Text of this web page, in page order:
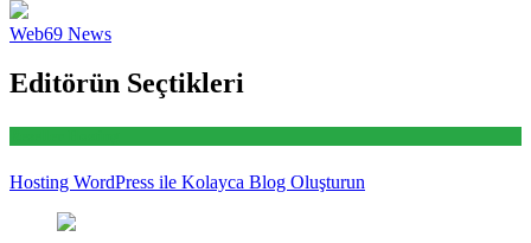
Web69 News
Editörün Seçtikleri
Hosting WordPress ile Kolayca Blog Oluşturun